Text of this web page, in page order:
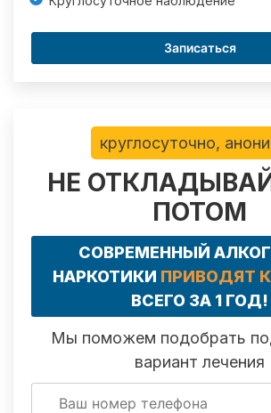
Записаться
круглосуточно,
НЕ
ПОТОМ
СОВРЕМЕННЫЙ
НАРКОТИКИ ПРИВОДЯТ
ВСЕГО ЗА 1 ГОД!
Мы поможем подобрать
вариант лечения